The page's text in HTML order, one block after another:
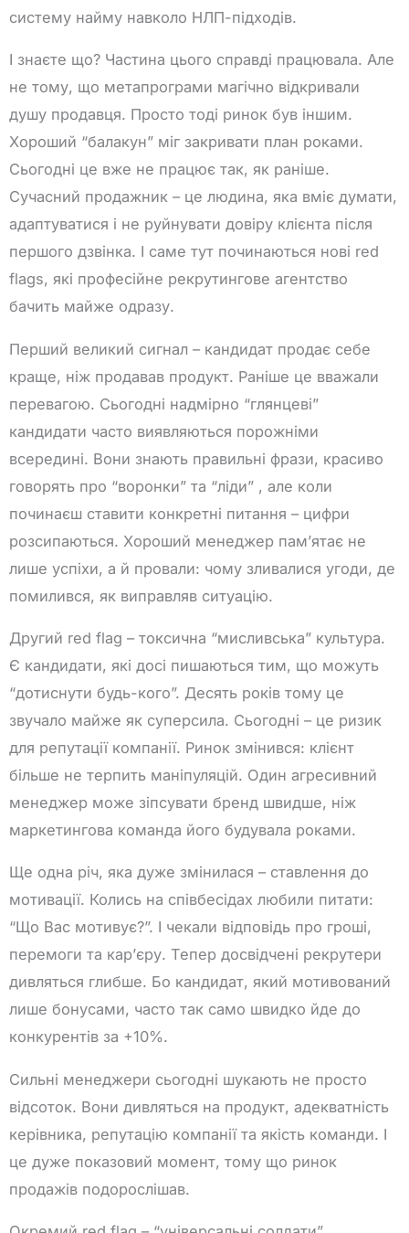
систему найму навколо НЛП-підходів.
І знаєте що? Частина цього справді працювала. Але
не тому, що метапрограми магічно відкривали
душу продавця. Просто тоді ринок був іншим.
Хороший “балакун” міг закривати план роками.
Сьогодні це вже не працює так, як раніше.
Сучасний продажник – це людина, яка вміє думати,
адаптуватися і не руйнувати довіру клієнта після
першого дзвінка. І саме тут починаються нові red
flags, які професійне рекрутингове агентство
бачить майже одразу.
Перший великий сигнал – кандидат продає себе
краще, ніж продавав продукт. Раніше це вважали
перевагою. Сьогодні надмірно “глянцеві”
кандидати часто виявляються порожніми
всередині. Вони знають правильні фрази, красиво
говорять про “воронки” та “ліди” , але коли
починаєш ставити конкретні питання – цифри
розсипаються. Хороший менеджер пам’ятає не
лише успіхи, а й провали: чому зливалися угоди, де
помилився, як виправляв ситуацію.
Другий red flag – токсична “мисливська” культура.
Є кандидати, які досі пишаються тим, що можуть
“дотиснути будь-кого”. Десять років тому це
звучало майже як суперсила. Сьогодні – це ризик
для репутації компанії. Ринок змінився: клієнт
більше не терпить маніпуляцій. Один агресивний
менеджер може зіпсувати бренд швидше, ніж
маркетингова команда його будувала роками.
Ще одна річ, яка дуже змінилася – ставлення до
мотивації. Колись на співбесідах любили питати:
“Що Вас мотивує?”. І чекали відповідь про гроші,
перемоги та кар’єру. Тепер досвідчені рекрутери
дивляться глибше. Бо кандидат, який мотивований
лише бонусами, часто так само швидко йде до
конкурентів за +10%.
Сильні менеджери сьогодні шукають не просто
відсоток. Вони дивляться на продукт, адекватність
керівника, репутацію компанії та якість команди. І
це дуже показовий момент, тому що ринок
продажів подорослішав.